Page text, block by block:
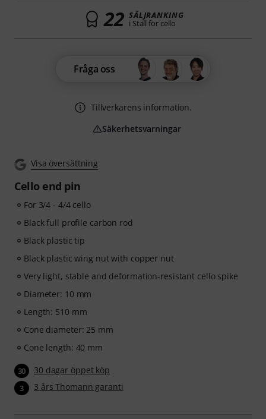
Visa översättning
Cello end pin
For 3/4 - 4/4 cello
Black full profile carbon rod
Black plastic tip
Black plastic wing nut with copper nut
Very light, stable and deformation-resistant cello spike
Diameter: 10 mm
Length: 510 mm
Cone diameter: 25 mm
Cone length: 40 mm
30 30 dagar öppet köp
3 3 års Thomann garanti
22 SÄLJRANKING
i Ställ för cello
Fråga oss
Tillverkarens information.
Säkerhetsvarningar